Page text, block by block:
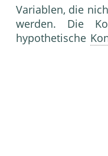
Variablen, die
werden. Die
hypothetische